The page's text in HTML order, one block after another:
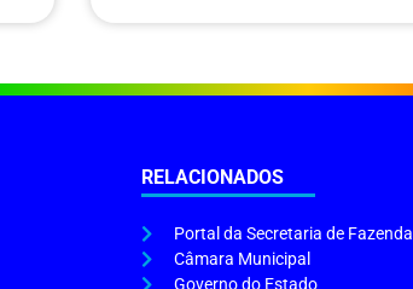
RELACIONADOS
Portal da Secretaria de Fazenda
Câmara Municipal
Governo do Estado